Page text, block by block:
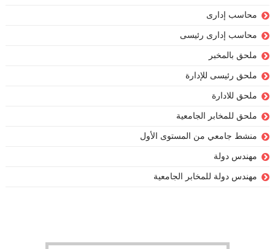
محاسب إدارى
محاسب إدارى رئيسى
ملحق بالمخبر
ملحق رئيسى للإدارة
ملحق للادارة
ملحق للمخابر الجامعية
منشط جامعي من المستوى الأول
مهندس دولة
مهندس دولة للمخابر الجامعية